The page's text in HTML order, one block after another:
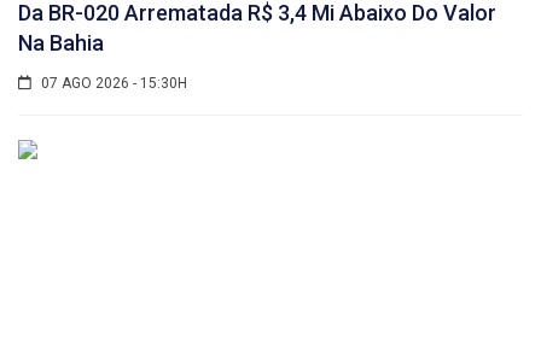
Da BR-020 Arrematada R$ 3,4 Mi Abaixo Do Valor
Na Bahia
07 AGO 2026 - 15:30H